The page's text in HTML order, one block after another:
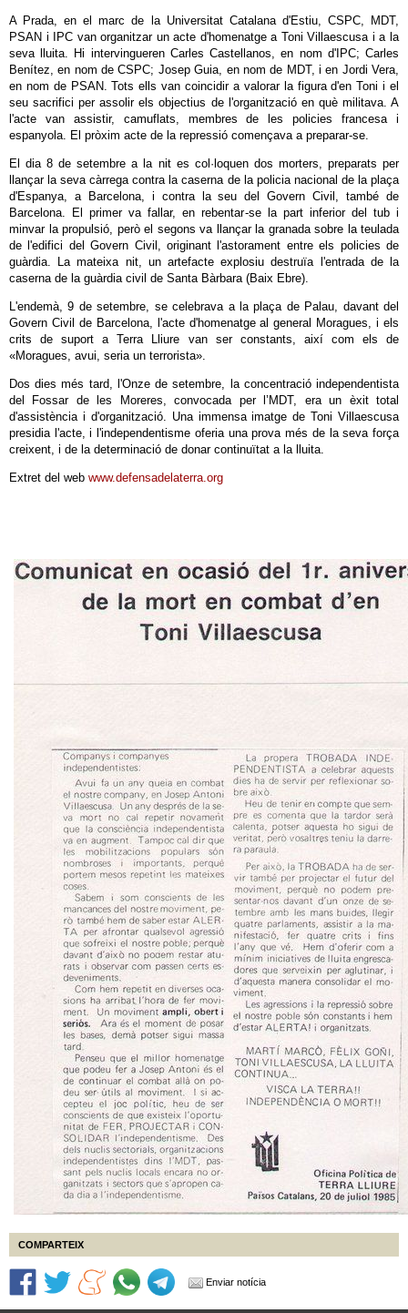
A Prada, en el marc de la Universitat Catalana d'Estiu, CSPC, MDT,
PSAN i IPC van organitzar un acte d'homenatge a Toni Villaescusa i a la
seva lluita. Hi intervingueren Carles Castellanos, en nom d'IPC; Carles
Benítez, en nom de CSPC; Josep Guia, en nom de MDT, i en Jordi Vera,
en nom de PSAN. Tots ells van coincidir a valorar la figura d'en Toni i el
seu sacrifici per assolir els objectius de l'organització en què militava. A
l'acte van assistir, camuflats, membres de les policies francesa i
espanyola. El pròxim acte de la repressió començava a preparar-se.
El dia 8 de setembre a la nit es col·loquen dos morters, preparats per
llançar la seva càrrega contra la caserna de la policia nacional de la plaça
d'Espanya, a Barcelona, i contra la seu del Govern Civil, també de
Barcelona. El primer va fallar, en rebentar-se la part inferior del tub i
minvar la propulsió, però el segons va llançar la granada sobre la teulada
de l'edifici del Govern Civil, originant l'astorament entre els policies de
guàrdia. La mateixa nit, un artefacte explosiu destruïa l'entrada de la
caserna de la guàrdia civil de Santa Bàrbara (Baix Ebre).
L'endemà, 9 de setembre, se celebrava a la plaça de Palau, davant del
Govern Civil de Barcelona, l'acte d'homenatge al general Moragues, i els
crits de suport a Terra Lliure van ser constants, així com els de
«Moragues, avui, seria un terrorista».
Dos dies més tard, l'Onze de setembre, la concentració independentista
del Fossar de les Moreres, convocada per l’MDT, era un èxit total
d'assistència i d'organització. Una immensa imatge de Toni Villaescusa
presidia l'acte, i l'independentisme oferia una prova més de la seva força
creixent, i de la determinació de donar continuïtat a la lluita.
Extret del web www.defensadelaterra.org
COMPARTEIX
Enviar notícia